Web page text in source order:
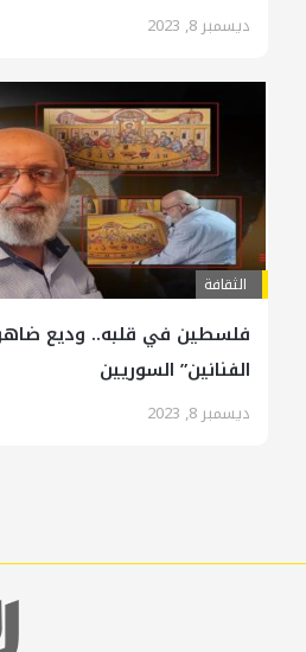
ديسمبر 8, 2023
الثقافة
فلسطين في قلبه.. وديع
الفنانين” السوريين
ديسمبر 8, 2023